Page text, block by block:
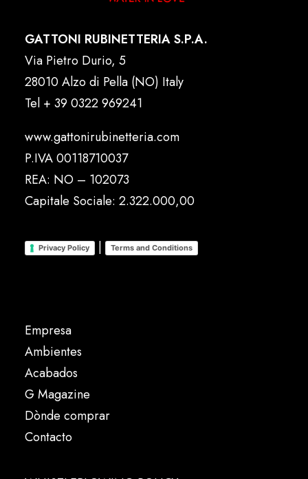
GATTONI RUBINETTERIA S.P.A.
Via Pietro Durio, 5
28010 Alzo di Pella (NO) Italy
Tel + 39 0322 969241
www.gattonirubinetteria.com
P.IVA 00118710037
REA: NO – 102073
Capitale Sociale: 2.322.000,00
Privacy Policy | Terms and Conditions
Empresa
Ambientes
Acabados
G Magazine
Dònde comprar
Contacto